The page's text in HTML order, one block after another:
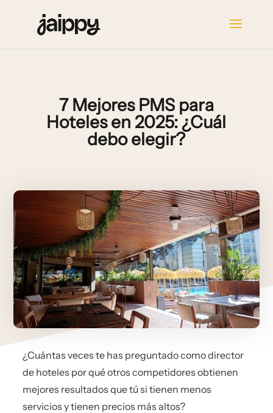
7 Mejores PMS para
Hoteles en 2025: ¿Cuál
debo elegir?
¿Cuántas veces te has preguntado como director
de hoteles por qué otros competidores obtienen
mejores resultados que tú si tienen menos
servicios y tienen precios más altos?